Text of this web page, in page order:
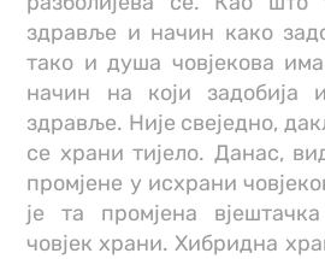
здравље и начин како
тако и душа човјекова
начин на који задобија
здравље. Није свеједно,
се храни тијело. Данас,
промјене у исхрани
је та промјена
човјек храни. Хибридна